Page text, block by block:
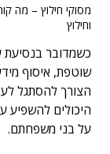
וחילוץ
כשמדובר בנסיעת
שוטפת, איסוף
הצורך להסתגל
היכולים להשפיע
על בני משפחתם.